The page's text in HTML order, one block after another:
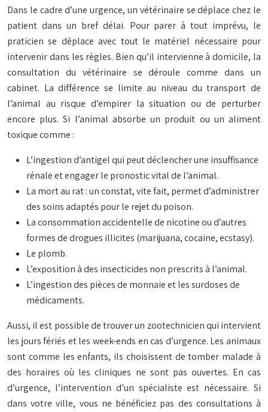
Dans le cadre d’une urgence, un vétérinaire se déplace chez le
patient dans un bref délai. Pour parer à tout imprévu, le
praticien se déplace avec tout le matériel nécessaire pour
intervenir dans les règles. Bien qu’il intervienne à domicile, la
consultation du vétérinaire se déroule comme dans un
cabinet. La différence se limite au niveau du transport de
l’animal au risque d’empirer la situation ou de perturber
encore plus. Si l’animal absorbe un produit ou un aliment
toxique comme :
L’ingestion d’antigel qui peut déclencher une insuffisance
rénale et engager le pronostic vital de l’animal.
La mort au rat : un constat, vite fait, permet d’administrer
des soins adaptés pour le rejet du poison.
La consommation accidentelle de nicotine ou d’autres
formes de drogues illicites (marijuana, cocaïne, ecstasy).
Le plomb.
L’exposition à des insecticides non prescrits à l’animal.
L’ingestion des pièces de monnaie et les surdoses de
médicaments.
Aussi, il est possible de trouver un zootechnicien qui intervient
les jours fériés et les week-ends en cas d’urgence. Les animaux
sont comme les enfants, ils choisissent de tomber malade à
des horaires où les cliniques ne sont pas ouvertes. En cas
d’urgence, l’intervention d’un spécialiste est nécessaire. Si
dans votre ville, vous ne bénéficiez pas des consultations à